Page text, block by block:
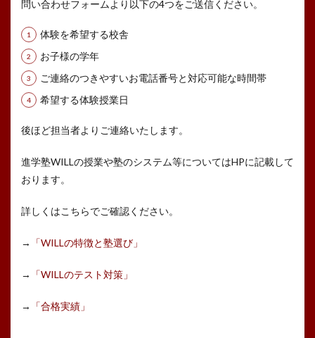
問い合わせフォームより以下の4つをご送信ください。
体験を希望する校舎
お子様の学年
ご連絡のつきやすいお電話番号と対応可能な時間帯
希望する体験授業日
後ほど担当者よりご連絡いたします。
進学塾WILLの授業や塾のシステム等についてはHPに記載して
おります。
詳しくはこちらでご確認ください。
→ 「WILLの特徴と塾選び」
→ 「WILLのテスト対策」
→ 「合格実績」